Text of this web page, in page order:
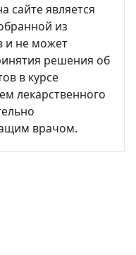
сайте является
из
и не может
решения об
в курсе
лекарственного
врачом.